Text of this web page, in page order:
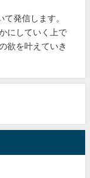
発信します。
にしていく上で
欲を叶えていき